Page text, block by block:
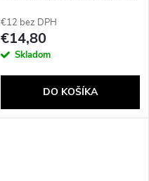
SMART TV
€12 bez DPH
€14,80
Skladom
DO KOŠÍKA